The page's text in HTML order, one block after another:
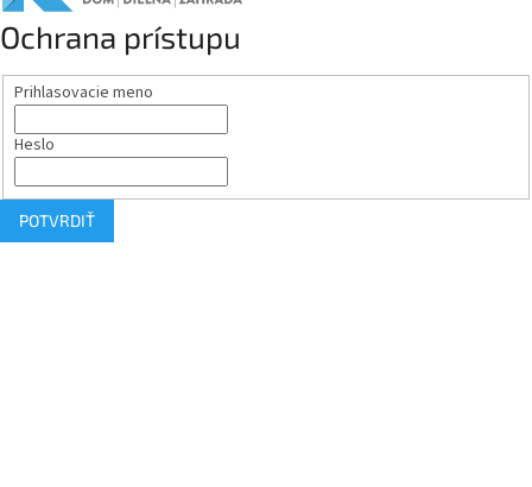
Ochrana prístupu
Prihlasovacie meno
Heslo
POTVRDIŤ